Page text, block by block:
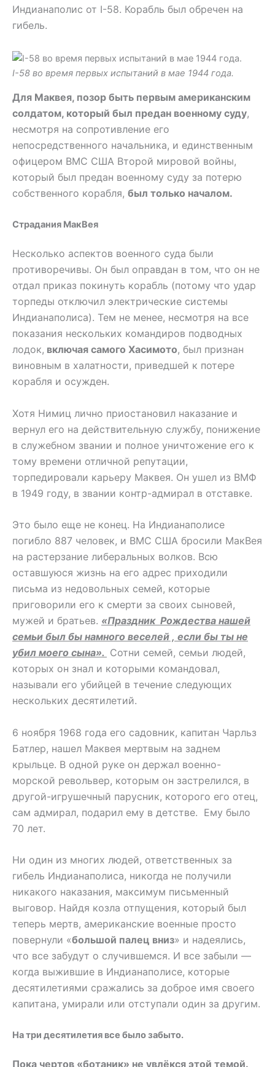
Индианаполис от I-58. Корабль был обречен на
гибель.
I-58 во время первых испытаний в мае 1944 года.
Для Маквея, позор быть первым американским
солдатом, который был предан военному суду,
несмотря на сопротивление его
непосредственного начальника, и единственным
офицером ВМС США Второй мировой войны,
который был предан военному суду за потерю
собственного корабля, был только началом.
Страдания МакВея
Несколько аспектов военного суда были
противоречивы. Он был оправдан в том, что он не
отдал приказ покинуть корабль (потому что удар
торпеды отключил электрические системы
Индианаполиса). Тем не менее, несмотря на все
показания нескольких командиров подводных
лодок, включая самого Хасимото, был признан
виновным в халатности, приведшей к потере
корабля и осужден.
Хотя Нимиц лично приостановил наказание и
вернул его на действительную службу, понижение
в служебном звании и полное уничтожение его к
тому времени отличной репутации,
торпедировали карьеру Маквея. Он ушел из ВМФ
в 1949 году, в звании контр-адмирал в отставке.
Это было еще не конец. На Индианаполисе
погибло 887 человек, и ВМС США бросили МакВея
на растерзание либеральных волков. Всю
оставшуюся жизнь на его адрес приходили
письма из недовольных семей, которые
приговорили его к смерти за своих сыновей,
мужей и братьев. «Праздник Рождества нашей
семьи был бы намного веселей , если бы ты не
убил моего сына». Сотни семей, семьи людей,
которых он знал и которыми командовал,
называли его убийцей в течение следующих
нескольких десятилетий.
6 ноября 1968 года его садовник, капитан Чарльз
Батлер, нашел Маквея мертвым на заднем
крыльце. В одной руке он держал военно-
морской револьвер, которым он застрелился, в
другой-игрушечный парусник, которого его отец,
сам адмирал, подарил ему в детстве. Ему было
70 лет.
Ни один из многих людей, ответственных за
гибель Индианаполиса, никогда не получили
никакого наказания, максимум письменный
выговор. Найдя козла отпущения, который был
теперь мертв, американские военные просто
повернули «большой палец вниз» и надеялись,
что все забудут о случившемся. И все забыли —
когда выжившие в Индианаполисе, которые
десятилетиями сражались за доброе имя своего
капитана, умирали или отступали один за другим.
На три десятилетия все было забыто.
Пока чертов «ботаник» не увлёкся этой темой.